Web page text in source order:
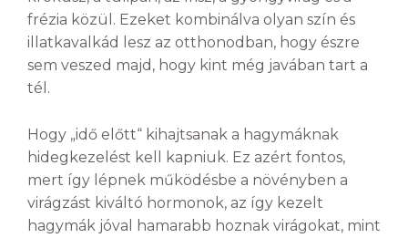
frézia közül. Ezeket kombinálva olyan szín és
illatkavalkád lesz az otthonodban, hogy észre
sem veszed majd, hogy kint még javában tart a
tél.
Hogy „idő előtt“ kihajtsanak a hagymáknak
hidegkezelést kell kapniuk. Ez azért fontos,
mert így lépnek működésbe a növényben a
virágzást kiváltó hormonok, az így kezelt
hagymák jóval hamarabb hoznak virágokat, mint